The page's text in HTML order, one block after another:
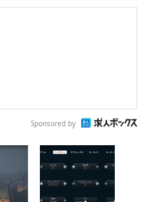
Sponsored by